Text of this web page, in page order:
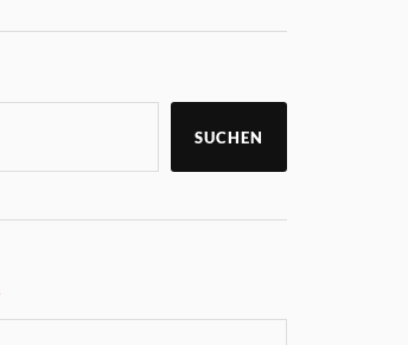
SUCHEN